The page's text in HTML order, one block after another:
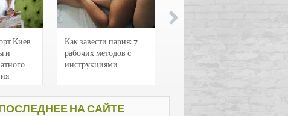
Киев
и
Как завести парня: 7
рабочих методов с
инструкциями
НА САЙТЕ